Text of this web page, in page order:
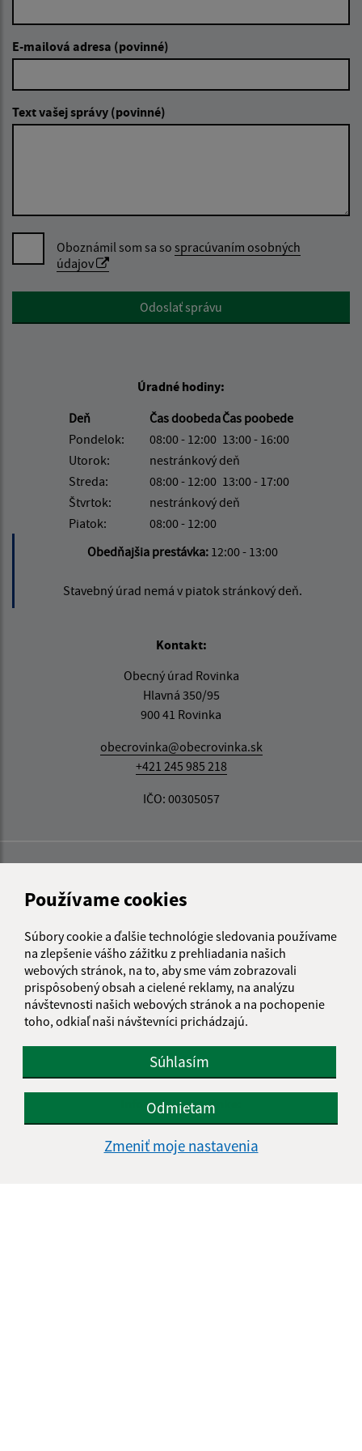
Používame cookies
Súbory cookie a ďalšie technológie sledovania používame
na zlepšenie vášho zážitku z prehliadania našich
webových stránok, na to, aby sme vám zobrazovali
prispôsobený obsah a cielené reklamy, na analýzu
návštevnosti našich webových stránok a na pochopenie
toho, odkiaľ naši návštevníci prichádzajú.
Súhlasím
Odmietam
Zmeniť moje nastavenia
E-mailová adresa (povinné)
Text vašej správy (povinné)
Oboznámil som sa so spracúvaním osobných
údajov
Google reCaptcha ResponseOdoslať správu
Úradné hodiny:
Deň
Čas doobedaČas poobede
Pondelok:
08:00 - 12:00 13:00 - 16:00
Utorok:
nestránkový deň
Streda:
08:00 - 12:00 13:00 - 17:00
Štvrtok:
nestránkový deň
Piatok:
08:00 - 12:00
Obedňajšia prestávka: 12:00 - 13:00
Stavebný úrad nemá v piatok stránkový deň.
Kontakt:
Obecný úrad Rovinka
Hlavná 350/95
900 41 Rovinka
obecrovinka@obecrovinka.sk
+421 245 985 218
IČO: 00305057
Informácie o stránke:
Autorské práva